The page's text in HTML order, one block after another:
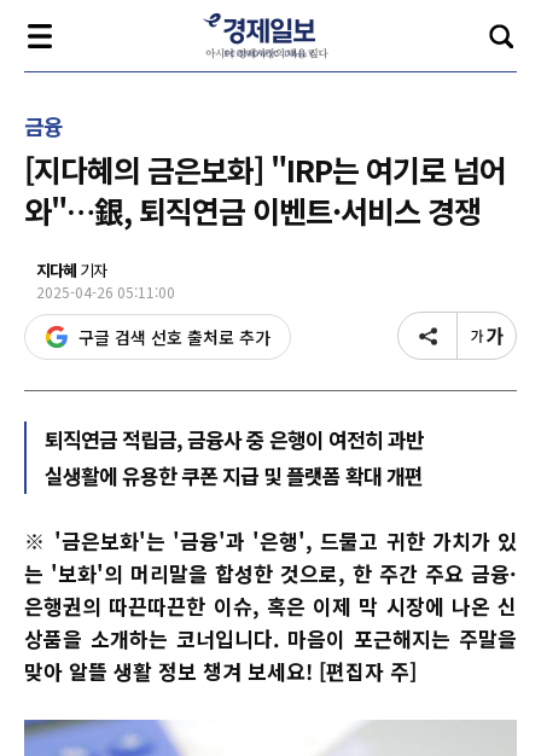
금융
[지다혜의 금은보화] "IRP는 여기로 넘어
와"…銀, 퇴직연금 이벤트·서비스 경쟁
지다혜 기자
2025-04-26 05:11:00
구글 검색 선호 출처로 추가
퇴직연금 적립금, 금융사 중 은행이 여전히 과반
실생활에 유용한 쿠폰 지급 및 플랫폼 확대 개편
※ '금은보화'는 '금융'과 '은행', 드물고 귀한 가치가 있
는 '보화'의 머리말을 합성한 것으로, 한 주간 주요 금융·
은행권의 따끈따끈한 이슈, 혹은 이제 막 시장에 나온 신
상품을 소개하는 코너입니다. 마음이 포근해지는 주말을
맞아 알뜰 생활 정보 챙겨 보세요! [편집자 주]